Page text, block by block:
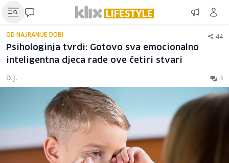
OD NAJRANIJE DOBI 44
Psihologinja tvrdi: Gotovo sva emocionalno
inteligentna djeca rade ove četiri stvari
D. J. 3